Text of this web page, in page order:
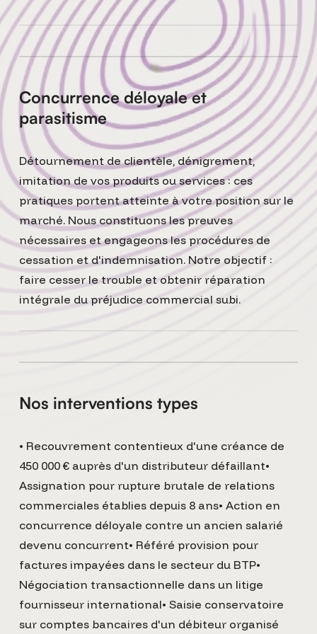
Concurrence déloyale et
parasitisme
Détournement de clientèle, dénigrement,
imitation de vos produits ou services : ces
pratiques portent atteinte à votre position sur le
marché. Nous constituons les preuves
nécessaires et engageons les procédures de
cessation et d'indemnisation. Notre objectif :
faire cesser le trouble et obtenir réparation
intégrale du préjudice commercial subi.
Nos interventions types
• Recouvrement contentieux d'une créance de
450 000 € auprès d'un distributeur défaillant•
Assignation pour rupture brutale de relations
commerciales établies depuis 8 ans• Action en
concurrence déloyale contre un ancien salarié
devenu concurrent• Référé provision pour
factures impayées dans le secteur du BTP•
Négociation transactionnelle dans un litige
fournisseur international• Saisie conservatoire
sur comptes bancaires d'un débiteur organisé